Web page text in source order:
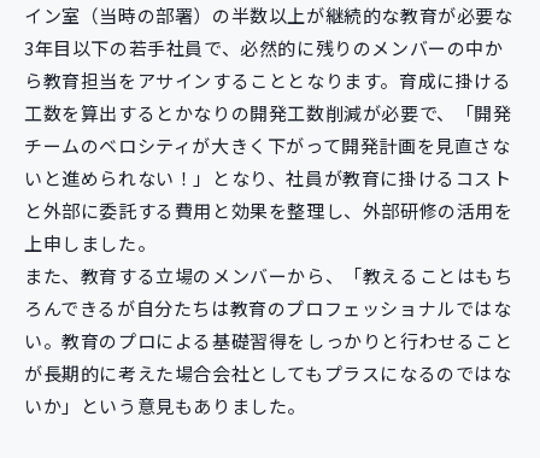
イン室（当時の部署）の半数以上が継続的な教育が必要な
3年目以下の若手社員で、必然的に残りのメンバーの中か
ら教育担当をアサインすることとなります。育成に掛ける
工数を算出するとかなりの開発工数削減が必要で、「開発
チームのベロシティが大きく下がって開発計画を見直さな
いと進められない！」となり、社員が教育に掛けるコスト
と外部に委託する費用と効果を整理し、外部研修の活用を
上申しました。
また、教育する立場のメンバーから、「教えることはもち
ろんできるが自分たちは教育のプロフェッショナルではな
い。教育のプロによる基礎習得をしっかりと行わせること
が長期的に考えた場合会社としてもプラスになるのではな
いか」という意見もありました。